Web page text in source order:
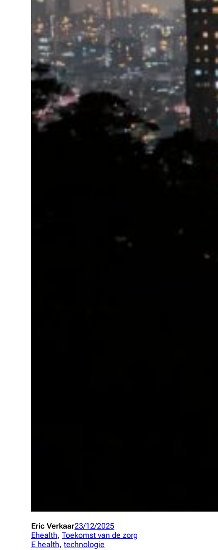
Eric Verkaar23/12/2025
Ehealth, Toekomst van de zorg
E health, technologie